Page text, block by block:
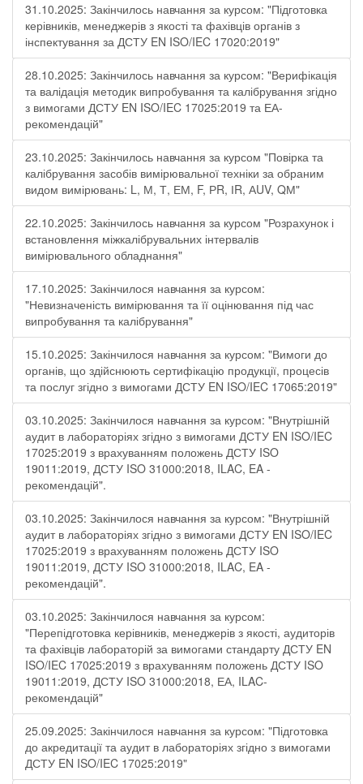
31.10.2025: Закінчилось навчання за курсом: "Підготовка
керівників, менеджерів з якості та фахівців органів з
інспектування за ДСТУ EN ISO/IEC 17020:2019"
28.10.2025: Закінчилось навчання за курсом: "Верифікація
та валідація методик випробування та калібрування згідно
з вимогами ДСТУ EN ISO/IEC 17025:2019 та ЕА-
рекомендацій"
23.10.2025: Закінчилось навчання за курсом "Повірка та
калібрування засобів вимірювальної техніки за обраним
видом вимірювань: L, М, Т, ЕМ, F, РR, ІR, АUV, QМ"
22.10.2025: Закінчилось навчання за курсом "Розрахунок і
встановлення міжкалібрувальних інтервалів
вимірювального обладнання"
17.10.2025: Закінчилося навчання за курсом:
"Невизначеність вимірювання та її оцінювання під час
випробування та калібрування"
15.10.2025: Закінчилося навчання за курсом: "Вимоги до
органів, що здійснюють сертифікацію продукції, процесів
та послуг згідно з вимогами ДСТУ EN ISO/IEC 17065:2019"
03.10.2025: Закінчилося навчання за курсом: "Внутрішній
аудит в лабораторіях згідно з вимогами ДСТУ EN ISO/IEC
17025:2019 з врахуванням положень ДСТУ ISO
19011:2019, ДСТУ ISO 31000:2018, ILAC, EA -
рекомендацій".
03.10.2025: Закінчилося навчання за курсом: "Внутрішній
аудит в лабораторіях згідно з вимогами ДСТУ EN ISO/IEC
17025:2019 з врахуванням положень ДСТУ ISO
19011:2019, ДСТУ ISO 31000:2018, ILAC, EA -
рекомендацій".
03.10.2025: Закінчилося навчання за курсом:
"Перепідготовка керівників, менеджерів з якості, аудиторів
та фахівців лабораторій за вимогами стандарту ДСТУ EN
ISO/IEC 17025:2019 з врахуванням положень ДСТУ ISO
19011:2019, ДСТУ ISO 31000:2018, ЕА, ILAC-
рекомендацій"
25.09.2025: Закінчилося навчання за курсом: "Підготовка
до акредитації та аудит в лабораторіях згідно з вимогами
ДСТУ EN ISO/IEC 17025:2019"